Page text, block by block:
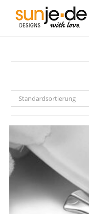
Inhalt
springen
Standardsortierung